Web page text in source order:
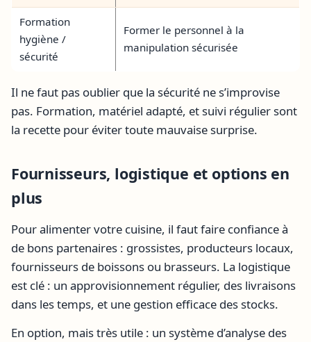
Formation
hygiène /
sécurité
Former le personnel à la
manipulation sécurisée
Il ne faut pas oublier que la sécurité ne s’improvise
pas. Formation, matériel adapté, et suivi régulier sont
la recette pour éviter toute mauvaise surprise.
Fournisseurs, logistique et options en
plus
Pour alimenter votre cuisine, il faut faire confiance à
de bons partenaires : grossistes, producteurs locaux,
fournisseurs de boissons ou brasseurs. La logistique
est clé : un approvisionnement régulier, des livraisons
dans les temps, et une gestion efficace des stocks.
En option, mais très utile : un système d’analyse des